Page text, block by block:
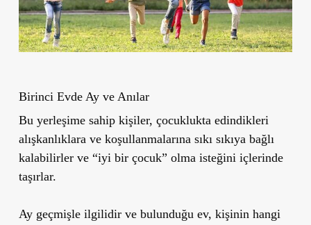
Birinci Evde Ay ve Anılar
Bu yerleşime sahip kişiler, çocuklukta edindikleri
alışkanlıklara ve koşullanmalarına sıkı sıkıya bağlı
kalabilirlerve “iyi bir çocuk” olma isteğini içlerinde
taşırlar.
Ay geçmişle ilgilidirve bulunduğu ev, kişinin hangi